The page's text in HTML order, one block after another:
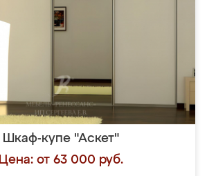
Шкаф-купе "Аскет"
Цена: от 63 000 руб.